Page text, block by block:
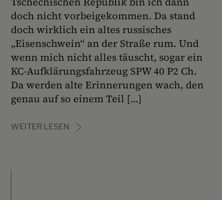
doch nicht vorbeigekommen. Da stand
doch wirklich ein altes russisches
„Eisenschwein“ an der Straße rum. Und
wenn mich nicht alles täuscht, sogar ein
KC-Aufklärungsfahrzeug SPW 40 P2 Ch.
Da werden alte Erinnerungen wach, den
genau auf so einem Teil […]
WEITER LESEN